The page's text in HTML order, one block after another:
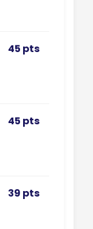
45 pts
45 pts
39 pts